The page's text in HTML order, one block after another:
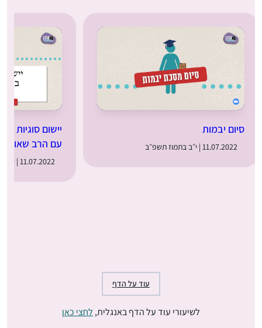
סיום יבמות
11.07.2022 | י״ב בתמוז תשפ״ב
יישום סוגיות
עם הרב שאול
11.07.2022 | י״ב בתמוז תשפ״ב
עוד על הדף
לשיעורי עוד על הדף באנגלית, לחצי כאן